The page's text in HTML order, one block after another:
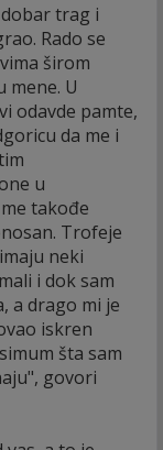
trag i
Rado se
širom
mene. U
odavde pamte,
da me i
u
takođe
Trofeje
neki
i dok sam
a drago mi je
iskren
šta sam
govori